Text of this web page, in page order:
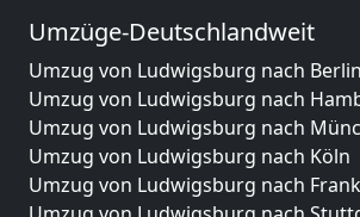
Umzüge-Deutschlandweit
Umzug von Ludwigsburg nach Berlin
Umzug von Ludwigsburg nach
Umzug von Ludwigsburg nach
Umzug von Ludwigsburg nach Köln
Umzug von Ludwigsburg nach